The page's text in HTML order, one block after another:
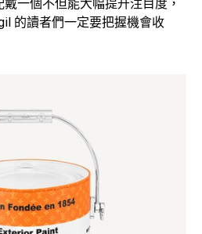
一個不但能大幅提升注目度，
的讀者們一定要把握機會收